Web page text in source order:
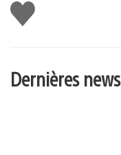
J'aime
Dernières news